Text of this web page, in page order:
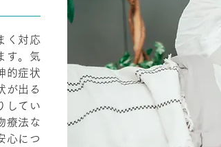
く対応
す。気
的症状
が出る
してい
療法な
心につ